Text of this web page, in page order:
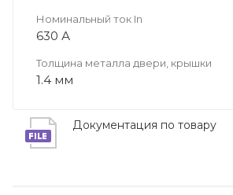
Номинальный ток In
630 А
Толщина металла двери, крышки
1.4 мм
Документация по товару